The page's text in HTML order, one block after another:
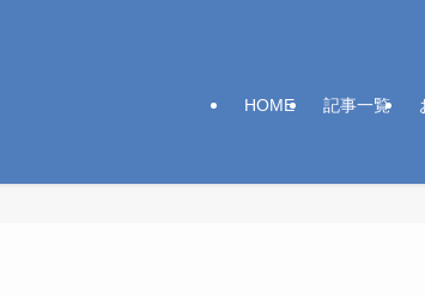
HOME 記事一覧